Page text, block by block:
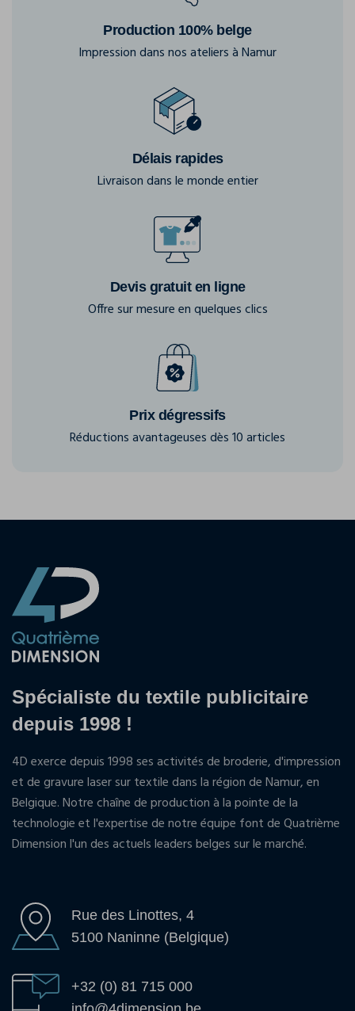
Production 100% belge
Impression dans nos ateliers à Namur
Délais rapides
Livraison dans le monde entier
Devis gratuit en ligne
Offre sur mesure en quelques clics
Prix dégressifs
Réductions avantageuses dès 10 articles
Spécialiste du textile publicitaire
depuis 1998 !
4D exerce depuis 1998 ses activités de broderie, d'impression
et de gravure laser sur textile dans la région de Namur, en
Belgique. Notre chaîne de production à la pointe de la
technologie et l'expertise de notre équipe font de Quatrième
Dimension l'un des actuels leaders belges sur le marché.
Rue des Linottes, 4
5100 Naninne (Belgique)
+32 (0) 81 715 000